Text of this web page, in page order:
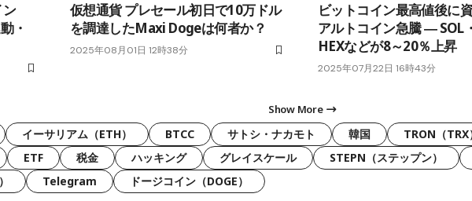
・
仮想通貨 プレセール初日で10万ドル
を調達したMaxi Dogeは何者か？
2025年08月01日 12時38分
ビットコイン最高値後に資
アルトコイン急騰 ― SOL
HEXなどが8～20％上昇
2025年07月22日 16時43分
Show More
イーサリアム（ETH） BTCC サトシ・ナカモト 韓国 TRON（TRX
ETF 税金 ハッキング グレイスケール STEPN（ステップン）
Telegram ドージコイン（DOGE）